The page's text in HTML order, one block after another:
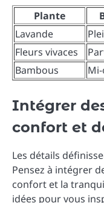
Plante
Lavande
Fleurs vivaces
Bambous
Intégrer
confort et
Les détails
Pensez à intégrer
confort et la
idées pour vous